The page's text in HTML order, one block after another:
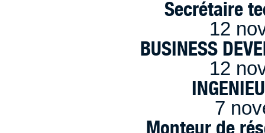
Secrétaire
12
BUSINESS
12
7
Monteur de